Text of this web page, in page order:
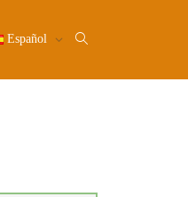
Español